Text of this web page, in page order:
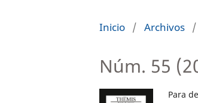
Inicio / Archivos /
Núm. 55
Para